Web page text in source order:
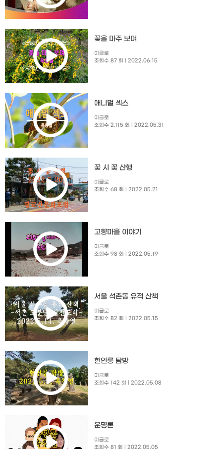
꽃을 마주 보며
이금로
조회수 87 회
| 2022.06.15
애니멀 섹스
이금로
조회수 2,115 회
| 2022.05.31
꽃 시 꽃 산행
이금로
조회수 68 회
| 2022.05.21
고향마을 이야기
이금로
조회수 98 회
| 2022.05.19
서울 석촌동 유적 산책
이금로
조회수 82 회
| 2022.05.15
헌인릉 탐방
이금로
조회수 142 회
| 2022.05.08
운명론
이금로
조회수 81 회
| 2022.05.05